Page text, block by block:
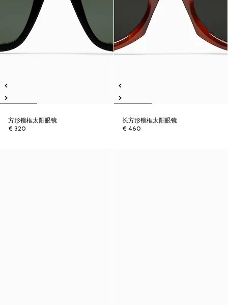
方形镜框太阳眼镜
€ 320
长方形镜框太阳眼镜
€ 460